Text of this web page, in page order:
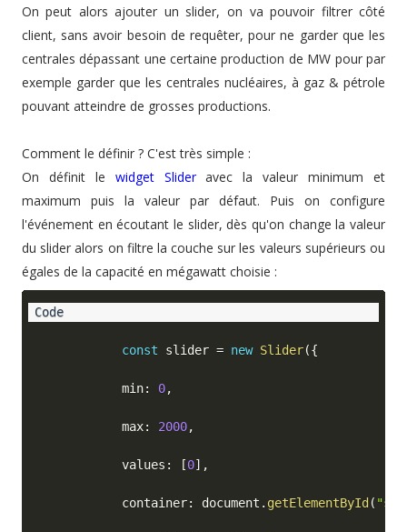
On peut alors ajouter un slider, on va pouvoir filtrer côté
client, sans avoir besoin de requêter, pour ne garder que les
centrales dépassant une certaine production de MW pour par
exemple garder que les centrales nucléaires, à gaz & pétrole
pouvant atteindre de grosses productions.
Comment le définir ? C'est très simple :
On définit le widget Slideravec la valeur minimum et
maximum puis la valeur par défaut. Puis on configure
l'événement en écoutant le slider, dès qu'on change la valeur
du slider alors on filtre la couche sur les valeurs supérieurs ou
égales de la capacité en mégawatt choisie :
const slider = new Slider({
            min
: 0,
            max
: 2000,
            values
: [0] ,
            container
: document . getElementById(